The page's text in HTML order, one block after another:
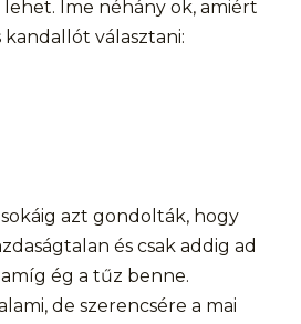
Íme néhány ok, amiért
kandallót választani:
azt gondolták, hogy
és csak addig ad
ég a tűz benne.
de szerencsére a mai